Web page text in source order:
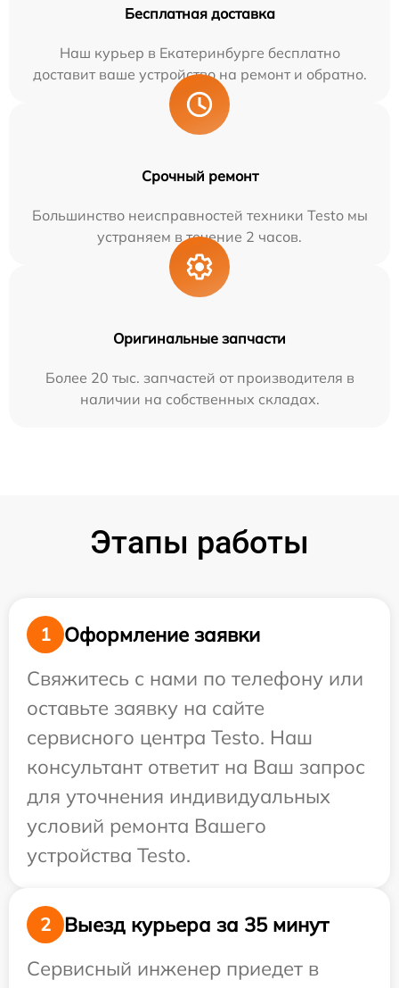
Бесплатная доставка
Наш курьер в Екатеринбурге бесплатно
доставит ваше устройство на ремонт и обратно.
Срочный ремонт
Большинство неисправностей техники Testo мы
устраняем в течение 2 часов.
Оригинальные запчасти
Более 20 тыс. запчастей от производителя в
наличии на собственных складах.
Этапы работы
1
Оформление заявки
Свяжитесь с нами по телефону или
оставьте заявку на сайте
сервисного центра Testo. Наш
консультант ответит на Ваш запрос
для уточнения индивидуальных
условий ремонта Вашего
устройства Testo.
2
Выезд курьера за 35 минут
Сервисный инженер приедет в